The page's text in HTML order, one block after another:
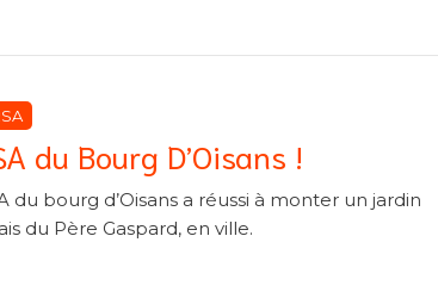
du Bourg D’Oisans !
bourg d’Oisans a réussi à monter un jardin
du Père Gaspard, en ville.